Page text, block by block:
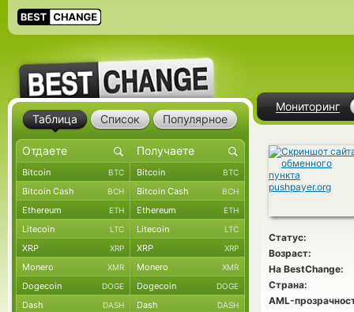
Мониторинг
Статус:
Возраст:
На BestChange:
Страна:
AML-
Таблица Список Популярное
Bitcoin BTC Bitcoin BTC
Bitcoin Cash BCH Bitcoin Cash BCH
Ethereum ETH Ethereum ETH
Litecoin LTC Litecoin LTC
XRP XRP XRP XRP
Monero XMR Monero XMR
Dogecoin DOGE Dogecoin DOGE
Dash DASH Dash DASH